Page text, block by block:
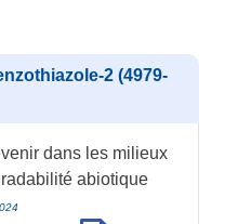
2 (4979-
dans les milieux
abiotique